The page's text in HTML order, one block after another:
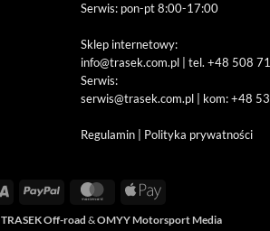
Serwis: pon-pt 8:00-17:00
Sklep internetowy:
info@trasek.com.pl | tel. +48 508
Serwis:
serwis@trasek.com.pl | kom: +48
Regulamin Polityka prywatności
Visa PayPal MasterCardApple
TRASEK Off-road &OMYY Motorsport Media